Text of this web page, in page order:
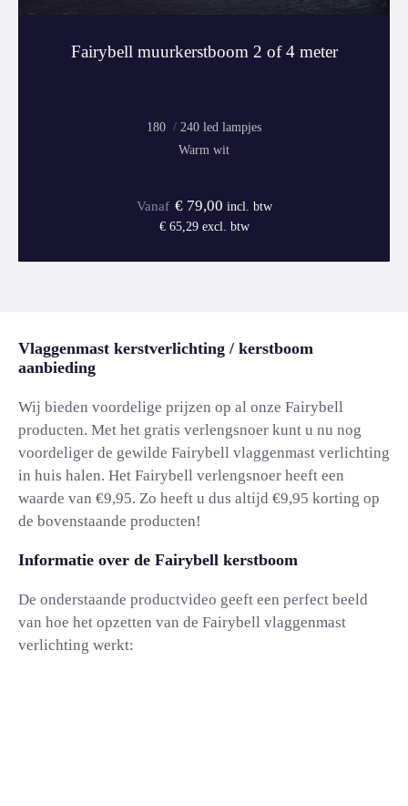
Fairybell muurkerstboom 2 of 4 meter
180
240
Warm wit
€79,00 incl. btw
€65,29excl. btw
Vlaggenmast kerstverlichting / kerstboom
aanbieding
Wij bieden voordelige prijzen op al onze Fairybell
producten. Met het gratis verlengsnoer kunt u nu nog
voordeliger de gewilde Fairybell vlaggenmast verlichting
in huis halen. Het Fairybell verlengsnoer heeft een
waarde van €9,95. Zo heeft u dus altijd €9,95 korting op
de bovenstaande producten!
Informatie over de Fairybell kerstboom
De onderstaande productvideo geeft een perfect beeld
van hoe het opzetten van de Fairybell vlaggenmast
verlichting werkt: